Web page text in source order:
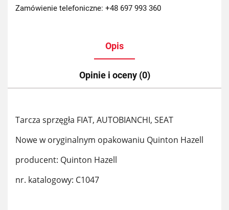
Zamówienie telefoniczne: +48 697 993 360
Opis
Opinie i oceny (0)
Tarcza sprzęgła FIAT, AUTOBIANCHI, SEAT
Nowe w oryginalnym opakowaniu Quinton Hazell
producent: Quinton Hazell
nr. katalogowy: C1047